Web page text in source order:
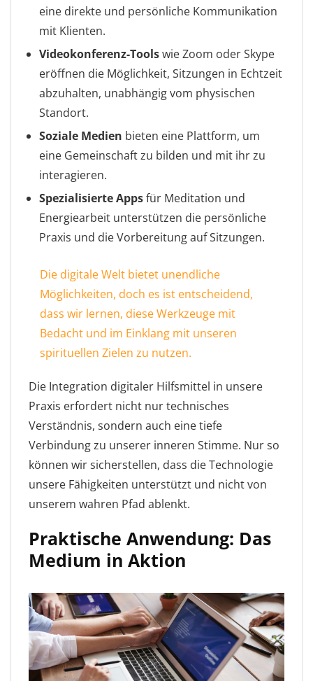
eine direkte und persönliche Kommunikation
mit Klienten.
Videokonferenz-Toolswie Zoom oder Skype
eröffnen die Möglichkeit, Sitzungen in Echtzeit
abzuhalten, unabhängig vom physischen
Standort.
Soziale Medien bieten eine Plattform, um
eine Gemeinschaft zu bilden und mit ihr zu
interagieren.
Spezialisierte Appsfür Meditation und
Energiearbeit unterstützen die persönliche
Praxis und die Vorbereitung auf Sitzungen.
Die digitale Welt bietet unendliche
Möglichkeiten, doch es ist entscheidend,
dass wir lernen, diese Werkzeuge mit
Bedacht und im Einklang mit unseren
spirituellen Zielen zu nutzen.
Die Integration digitaler Hilfsmittel in unsere
Praxis erfordert nicht nur technisches
Verständnis, sondern auch eine tiefe
Verbindung zu unserer inneren Stimme. Nur so
können wir sicherstellen, dass die Technologie
unsere Fähigkeiten unterstützt und nicht von
unserem wahren Pfad ablenkt.
Praktische Anwendung: Das
Medium in Aktion